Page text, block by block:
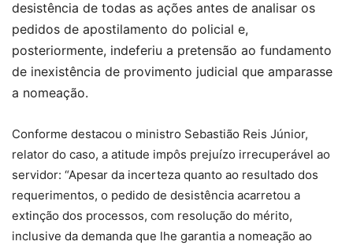
desistência de todas as ações antes de analisar os
pedidos de apostilamento do policial e,
posteriormente, indeferiu a pretensão ao fundamento
de inexistência de provimento judicial que amparasse
a nomeação.
Conforme destacou o ministro Sebastião Reis Júnior,
relator do caso, a atitude impôs prejuízo irrecuperável ao
servidor: “Apesar da incerteza quanto ao resultado dos
requerimentos, o pedido de desistência acarretou a
extinção dos processos, com resolução do mérito,
inclusive da demanda que lhe garantia a nomeação ao